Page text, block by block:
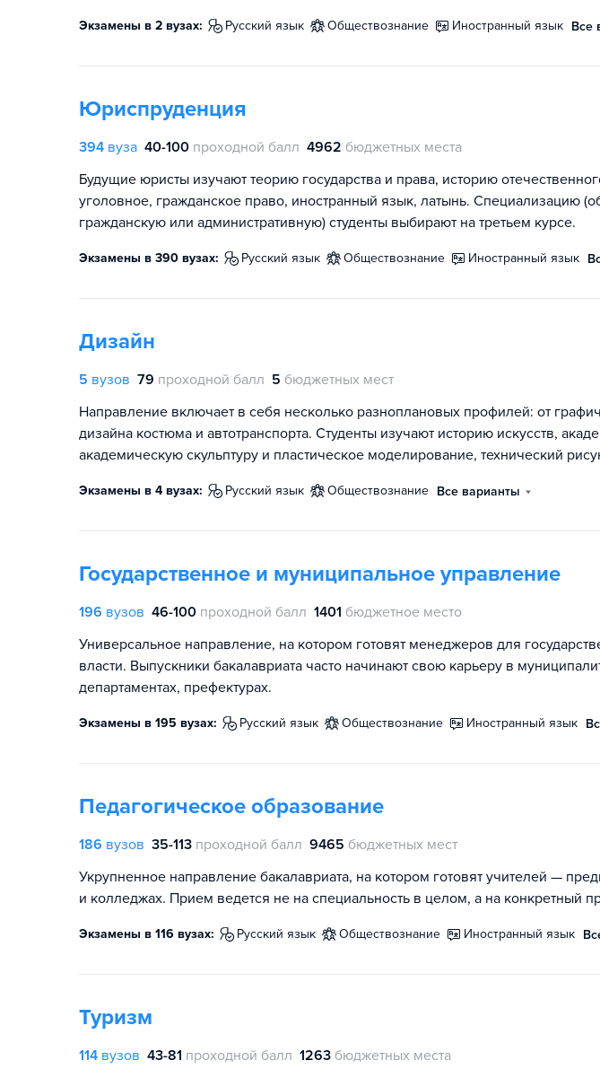
Экзамены в 2 вузах: русский язык обществознание иностранный язык Все
Юриспруденция
394 вуза 40-100 проходной балл 4962 бюджетных места
Будущие юристы изучают теорию государства и права, историю
уголовное, гражданское право, иностранный язык, латынь. Специализацию
гражданскую или административную) студенты выбирают на третьем курсе.
Экзамены в 390 вузах: русский язык обществознание иностранный язык
Дизайн
5 вузов 79 проходной балл 5 бюджетных мест
Направление включает в себя несколько разноплановых профилей: от
дизайна костюма и автотранспорта. Студенты изучают историю искусств,
академическую скульптуру и пластическое моделирование, технический
Экзамены в 4 вузах: русский язык обществознание Все варианты
Государственное и муниципальное управление
196 вузов 46-100 проходной балл 1401 бюджетное место
Универсальное направление, на котором готовят менеджеров для
власти. Выпускники бакалавриата часто начинают свою карьеру в
департаментах, префектурах.
Экзамены в 195 вузах: русский язык обществознание иностранный язык
Педагогическое образование
186 вузов 35-113 проходной балл 9465 бюджетных мест
Укрупненное направление бакалавриата, на котором готовят учителей —
и колледжах. Прием ведется не на специальность в целом, а на конкретный
Экзамены в 116 вузах: русский язык обществознание иностранный язык
Туризм
114 вузов 43-81 проходной балл 1263 бюджетных места